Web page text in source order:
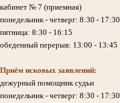
кабинет № 7 (приемная)
понедельник - четверг: 8:30 - 17:30
пятница: 8:30 - 16:15
обеденный перерыв: 13:00 - 13:45
Приём исковых заявлений:
дежурный помощник судьи
понедельник - четверг: 8:30 - 17:30